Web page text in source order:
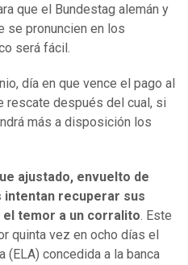
que el Bundestag alemán y
se pronuncien en los
será fácil.
día en que vence el pago al
rescate después del cual, si
más a disposición los
ajustado, envuelto de
recuperar sus
temor a un corralito. Este
quinta vez en ocho días el
(ELA) concedida a la banca